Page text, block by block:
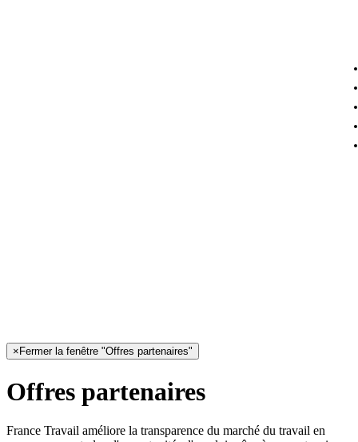
× Fermer la fenêtre "Offres partenaires"
Offres partenaires
France Travail améliore la transparence du marché du travail en